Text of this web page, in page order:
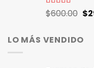
Valorado
con
$600.00 El
era:
$
LO MÁS VENDIDO